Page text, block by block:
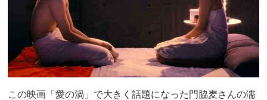
この映画「愛の渦」で大きく話題になった門脇麦さんの濡